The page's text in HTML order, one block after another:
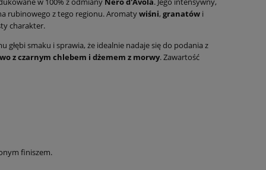
rubinowego z tego regionu. Aromatywiśni, granatów i
charakter.
smaku i sprawia, że idealnie nadaje się do podania z
z czarnym chlebem i dżemem z morwy. Zawartość
finiszem.